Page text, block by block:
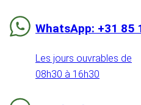
WhatsApp: +31 85
Les jours ouvrables de
08h30 à 16h30